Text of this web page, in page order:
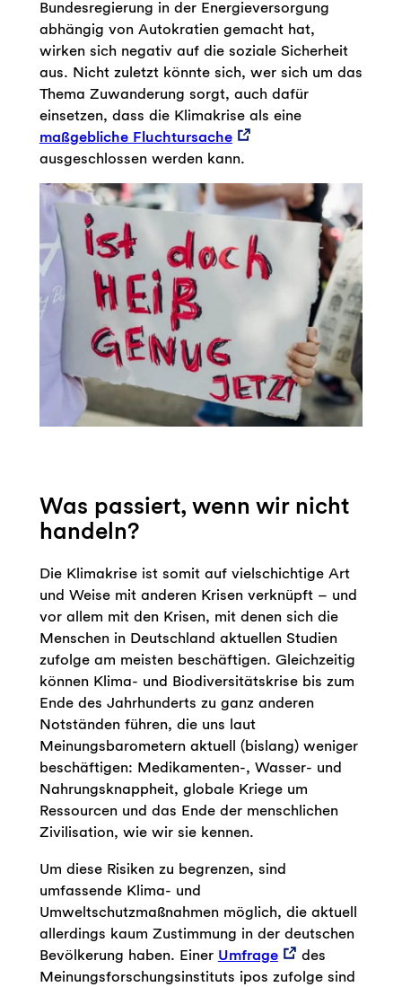
Bundesregierung in der Energieversorgung
abhängig von Autokratien gemacht hat,
wirken sich negativ auf die soziale Sicherheit
aus. Nicht zuletzt könnte sich, wer sich um das
Thema Zuwanderung sorgt, auch dafür
einsetzen, dass die Klimakrise als eine
maßgebliche Fluchtursache
ausgeschlossen werden kann.
Was passiert, wenn wir nicht
handeln?
Die Klimakrise ist somit auf vielschichtige Art
und Weise mit anderen Krisen verknüpft – und
vor allem mit den Krisen, mit denen sich die
Menschen in Deutschland aktuellen Studien
zufolge am meisten beschäftigen. Gleichzeitig
können Klima- und Biodiversitätskrise bis zum
Ende des Jahrhunderts zu ganz anderen
Notständen führen, die uns laut
Meinungsbarometern aktuell (bislang) weniger
beschäftigen: Medikamenten-, Wasser- und
Nahrungsknappheit, globale Kriege um
Ressourcen und das Ende der menschlichen
Zivilisation, wie wir sie kennen.
Um diese Risiken zu begrenzen, sind
umfassende Klima- und
Umweltschutzmaßnahmen möglich, die aktuell
allerdings kaum Zustimmung in der deutschen
Bevölkerung haben. Einer Umfrage
des
Meinungsforschungsinstituts ipos zufolge sind